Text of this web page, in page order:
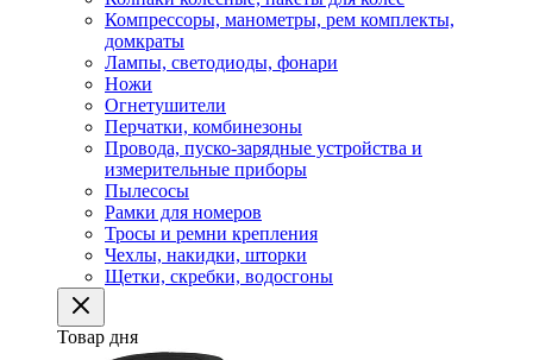
Компрессоры, манометры, рем комплекты,
домкраты
Лампы, светодиоды, фонари
Ножи
Огнетушители
Перчатки, комбинезоны
Провода, пуско-зарядные устройства и
измерительные приборы
Пылесосы
Рамки для номеров
Тросы и ремни крепления
Чехлы, накидки, шторки
Щетки, скребки, водосгоны
Товар дня